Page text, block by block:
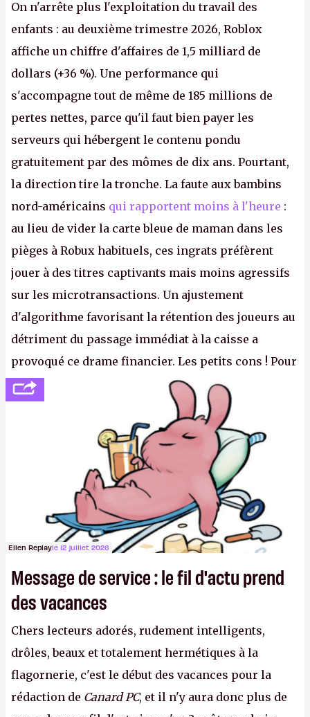
On n'arrête plus l'exploitation du travail des
enfants : au deuxième trimestre 2026, Roblox
affiche un chiffre d'affaires de 1,5 milliard de
dollars (+36 %). Une performance qui
s'accompagne tout de même de 185 millions de
pertes nettes, parce qu'il faut bien payer les
serveurs qui hébergent le contenu pondu
gratuitement par des mômes de dix ans. Pourtant,
la direction tire la tronche. La faute aux bambins
nord-américains qui rapportent moins à l'heure :
au lieu de vider la carte bleue de maman dans les
pièges à Robux habituels, ces ingrats préfèrent
jouer à des titres captivants mais moins agressifs
sur les microtransactions. Un ajustement
d'algorithme favorisant la rétention des joueurs au
détriment du passage immédiat à la caisse a
provoqué ce drame financier. Les petits cons ! Pour
se consoler, le PDG David Baszucki peut compter
sur le déblocage du jeu en Russie et l'explosion des
joueurs majeurs (+32 %). L'avenir appartient donc
aux adultes, qui ne sont jamais que des enfants
avec du pouvoir d'achat.P.
Ellen Replayle 12 juillet 2026
Message de service : le fil d'actu prend
des vacances
Chers lecteurs adorés, rudement intelligents,
drôles, beaux et totalement hermétiques à la
flagornerie, c'est le début des vacances pour la
rédaction de Canard PC, et il n'y aura donc plus de